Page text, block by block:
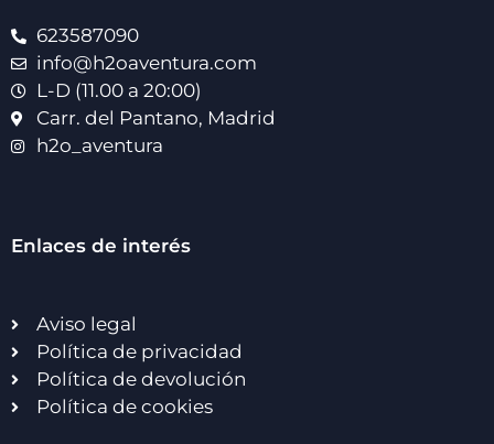
623587090
info@h2oaventura.com
L-D (11.00 a 20:00)
Carr. del Pantano, Madrid
h2o_aventura
Enlaces de interés
Aviso legal
Política de privacidad
Política de devolución
Política de cookies